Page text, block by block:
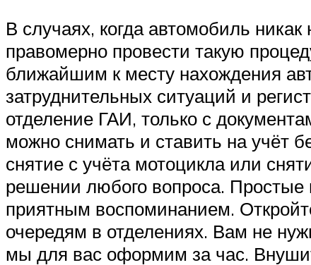
В случаях, когда автомобиль
правомерно провести такую
ближайшим к месту нахождения
затруднительных ситуаций и
отделение ГАИ, только с
можно снимать и ставить на учёт
снятие с учёта мотоцикла или
решении любого вопроса.
приятным воспоминанием.
очередям в отделениях. Вам не
мы для вас оформим за час.